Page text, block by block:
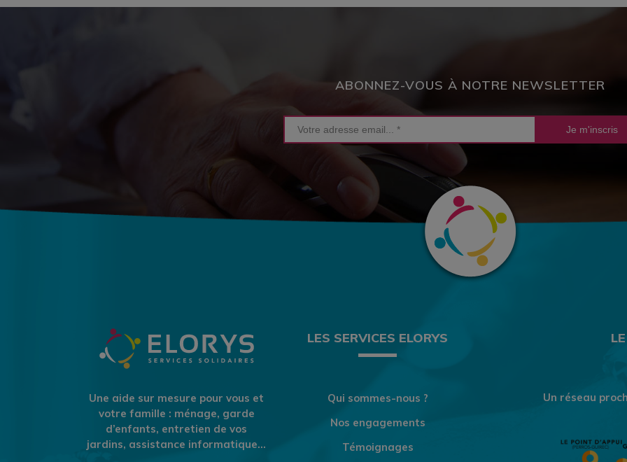
ABONNEZ-VOUS À NOTRE NEWSLETTER
Une aide sur mesure pour vous et
votre famille : ménage, garde
d’enfants, entretien de vos
jardins, assistance informatique…
LES SERVICES ELORYS
Qui sommes-nous ?
Nos engagements
Témoignages
Un réseau